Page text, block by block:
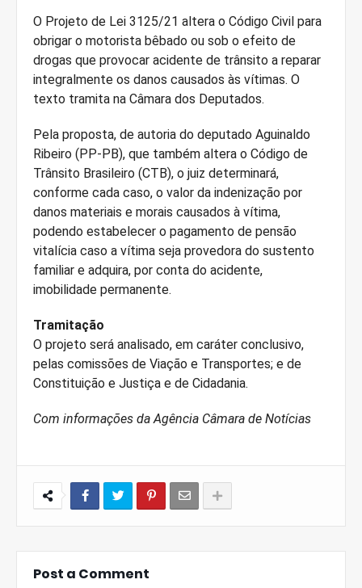
O Projeto de Lei 3125/21 altera o Código Civil para
obrigar o motorista bêbado ou sob o efeito de
drogas que provocar acidente de trânsito a reparar
integralmente os danos causados às vítimas. O
texto tramita na Câmara dos Deputados.
Pela proposta, de autoria do deputado Aguinaldo
Ribeiro (PP-PB), que também altera o Código de
Trânsito Brasileiro (CTB), o juiz determinará,
conforme cada caso, o valor da indenização por
danos materiais e morais causados à vítima,
podendo estabelecer o pagamento de pensão
vitalícia caso a vítima seja provedora do sustento
familiar e adquira, por conta do acidente,
imobilidade permanente.
Tramitação
O projeto será analisado, em caráter conclusivo,
pelas comissões de Viação e Transportes; e de
Constituição e Justiça e de Cidadania.
Com informações da Agência Câmara de Notícias
Post a Comment